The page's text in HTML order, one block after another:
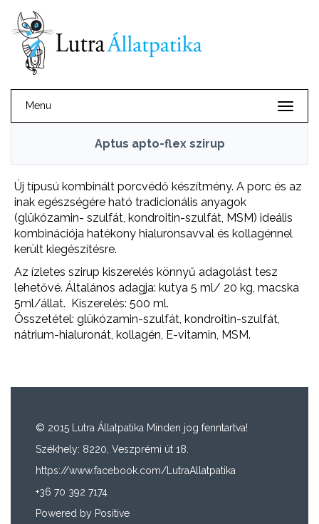
Menu
Aptus apto-flex szirup
Új típusú kombinált porcvédő készítmény. A porc és az
inak egészségére ható tradicionális anyagok
(glükózamin- szulfát, kondroitin-szulfát, MSM) ideális
kombinációja hatékony hialuronsavval és kollagénnel
került kiegészítésre.
Az ízletes szirup kiszerelés könnyű adagolást tesz
lehetővé. Általános adagja: kutya 5 ml/ 20 kg, macska
5ml/állat. Kiszerelés: 500 ml.
Összetétel: glükózamin-szulfát, kondroitin-szulfát,
nátrium-hialuronát, kollagén, E-vitamin, MSM.
© 2015 Lutra Állatpatika Minden jog fenntartva!
Székhely: 8220, Veszprémi út 18.
https://www.facebook.com/LutraAllatpatika
+36 70 392 7174
Powered by Positive